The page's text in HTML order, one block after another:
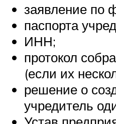
заявление по
паспорта
ИНН;
протокол
(если их
решение о
учредитель